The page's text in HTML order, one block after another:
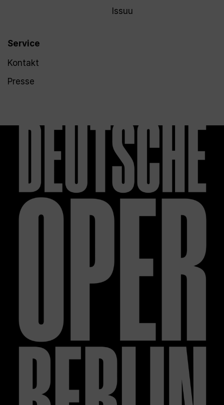
Service
Kontakt
Presse
Issuu